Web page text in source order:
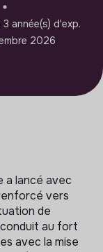
année(s) d'exp.
2026
a lancé avec
vers
de
au fort
avec la mise